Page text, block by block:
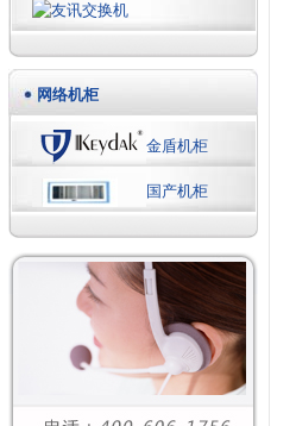
友讯交换机
网络机柜
金盾机柜
国产机柜